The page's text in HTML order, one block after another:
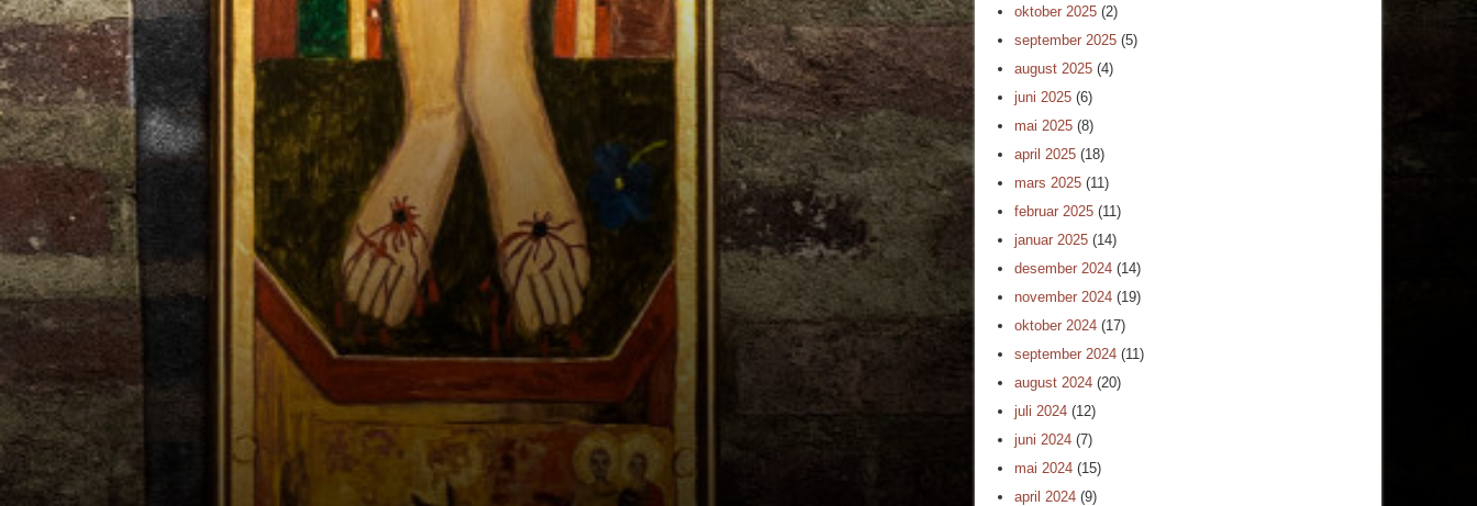
oktober 2025 (2)
september 2025 (5)
august 2025 (4)
juni 2025 (6)
mai 2025 (8)
april 2025 (18)
mars 2025 (11)
februar 2025 (11)
januar 2025 (14)
desember 2024 (14)
november 2024 (19)
oktober 2024 (17)
september 2024 (11)
august 2024 (20)
juli 2024 (12)
juni 2024 (7)
mai 2024 (15)
april 2024 (9)